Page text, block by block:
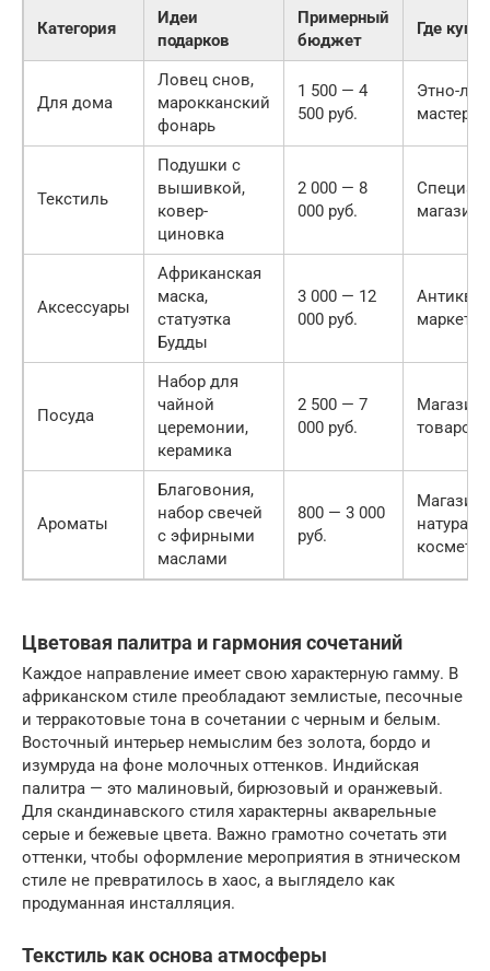
Категория
Идеи
подарков
Примерный
бюджет
Где
Для дома
Ловец снов,
марокканский
фонарь
1 500 — 4
500 руб.
Этно-
мастеров
Текстиль
Подушки с
вышивкой,
ковер-
циновка
2 000 — 8
000 руб.
Аксессуары
Африканская
маска,
статуэтка
Будды
3 000 — 12
000 руб.
Посуда
Набор для
чайной
церемонии,
керамика
2 500 — 7
000 руб.
товаров
Ароматы
Благовония,
набор свечей
с эфирными
маслами
800 — 3 000
руб.
Цветовая палитра и гармония сочетаний
Каждое направление имеет свою характерную гамму. В
африканском стиле преобладают землистые, песочные
и терракотовые тона в сочетании с черным и белым.
Восточный интерьер немыслим без золота, бордо и
изумруда на фоне молочных оттенков. Индийская
палитра — это малиновый, бирюзовый и оранжевый.
Для скандинавского стиля характерны акварельные
серые и бежевые цвета. Важно грамотно сочетать эти
оттенки, чтобы оформление мероприятия в этническом
стиле не превратилось в хаос, а выглядело как
продуманная инсталляция.
Текстиль как основа атмосферы